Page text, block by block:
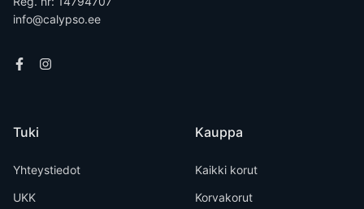
info@calypso.ee
Tuki
Yhteystiedot
UKK
Kauppa
Kaikki korut
Korvakorut